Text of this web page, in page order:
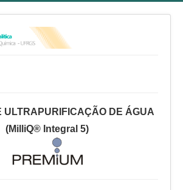
ULTRAPURIFICAÇÃO DE ÁGUA
(MilliQ® Integral 5)